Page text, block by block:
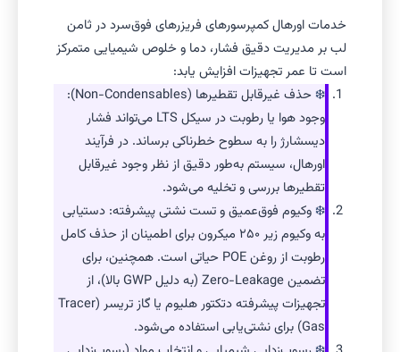
خدمات اورهال کمپرسورهای فریزرهای فوق‌سرد در ثامن
لب بر مدیریت دقیق فشار، دما و خلوص شیمیایی متمرکز
است تا عمر تجهیزات افزایش یابد:
حذف غیرقابل تقطیرها (Non-Condensables):
وجود هوا یا رطوبت در سیکل LTS می‌تواند فشار
دیسشارژ را به سطوح خطرناکی برساند. در فرآیند
اورهال، سیستم به‌طور دقیق از نظر وجود غیرقابل
تقطیرها بررسی و تخلیه می‌شود.
وکیوم فوق‌عمیق و تست نشتی پیشرفته: دستیابی
به وکیوم زیر ۲۵۰ میکرون برای اطمینان از حذف کامل
رطوبت از روغن POE حیاتی است. همچنین، برای
تضمین Zero-Leakage (به دلیل GWP بالا)، از
تجهیزات پیشرفته دتکتور هلیوم یا گاز تریسر (Tracer
Gas) برای نشتی‌یابی استفاده می‌شود.